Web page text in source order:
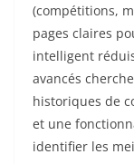
(compétitions,
pages claires
intelligent
avancés
historiques de
et une
identifier les